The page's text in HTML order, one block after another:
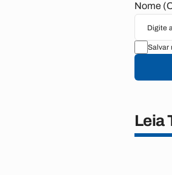
Nome
Salvar
Leia